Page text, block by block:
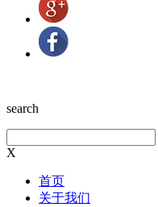
search
X
首页
关于我们